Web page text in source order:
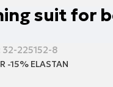
suit for
32-225152-8
-15% ELASTAN